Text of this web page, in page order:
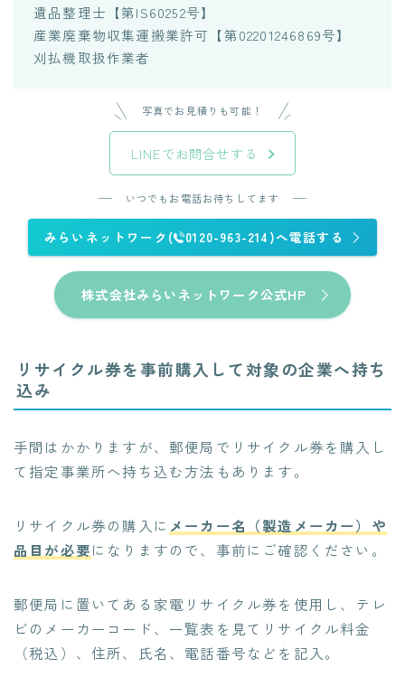
遺品整理士【第IS60252号】
産業廃棄物収集運搬業許可【第02201246869号】
刈払機取扱作業者
写真でお見積りも可能！
LINEでお問合せする
いつでもお電話お待ちしてます
みらいネットワーク( 0120-963-214)へ電話する
株式会社みらいネットワーク公式HP
リサイクル券を事前購入して対象の企業へ持ち
込み
手間はかかりますが、郵便局でリサイクル券を購入し
て指定事業所へ持ち込む方法もあります。
リサイクル券の購入に メーカー名（製造メーカー）や
品目が必要になりますので、事前にご確認ください。
郵便局に置いてある家電リサイクル券を使用し、テレ
ビのメーカーコード、一覧表を見てリサイクル料金
（税込）、住所、氏名、電話番号などを記入。